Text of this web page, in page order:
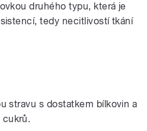
druhého typu, která je
tedy necitlivostí tkání
stravu s dostatkem bílkovin a